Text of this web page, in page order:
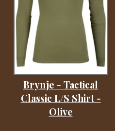
Brynje - Tactical
Classic L/S Shirt -
Olive